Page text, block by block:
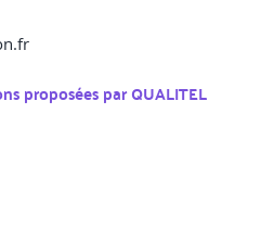
proposées parQUALITEL